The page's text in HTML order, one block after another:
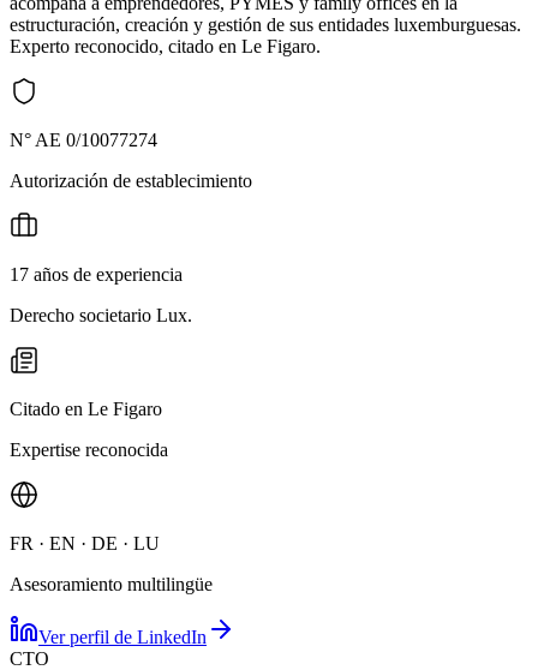
estructuración, creación y gestión de sus entidades luxemburguesas.
Experto reconocido, citado en Le Figaro.
N° AE 0/10077274
Autorización de establecimiento
17 años de experiencia
Derecho societario Lux.
Citado en Le Figaro
Expertise reconocida
FR · EN · DE · LU
Asesoramiento multilingüe
Ver perfil de LinkedIn
CTO